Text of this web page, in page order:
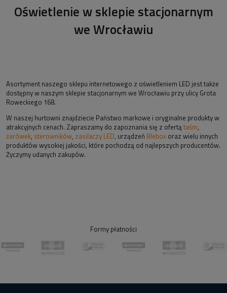
Oświetlenie w sklepie stacjonarnym
we Wrocławiu
Asortyment naszego sklepu internetowego z oświetleniem LED jest także
dostępny w naszym sklepie stacjonarnym we Wrocławiu przy ulicy Grota
Roweckiego 168.
W naszej hurtowni znajdziecie Państwo markowe i oryginalne produkty w
atrakcyjnych cenach. Zapraszamy do zapoznania się z ofertą taśm,
żarówek, sterowników, zasilaczy LED, urządzeń Blebox oraz wielu innych
produktów wysokiej jakości, które pochodzą od najlepszych producentów.
Życzymy udanych zakupów.
Formy płatności